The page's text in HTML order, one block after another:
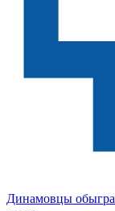
Динамовцы